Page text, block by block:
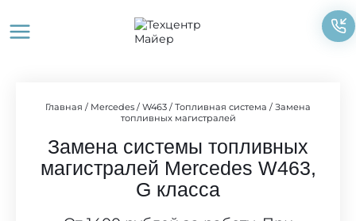
содержимому
Главная / Mercedes / W463 / Топливная система / Замена
топливных магистралей
Замена системы топливных
магистралей Mercedes W463,
G класса